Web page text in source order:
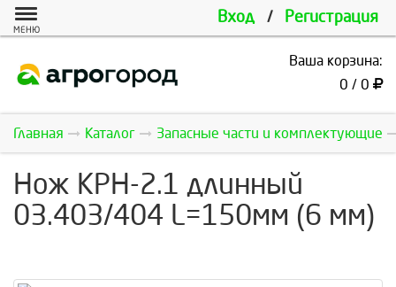
Вход / Регистрация
МЕНЮ
Ваша корзина:
0 / 0
Главная Каталог Запасные части и комплектующие
Нож КРН-2.1 длинный
03.403/404 L=150мм (6 мм)